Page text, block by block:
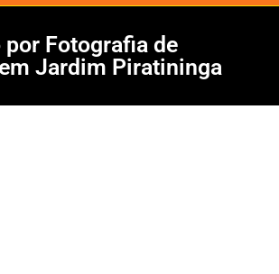
Fotografia de
Jardim Piratininga